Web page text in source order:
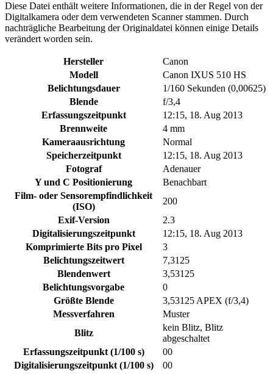
Diese Datei enthält weitere Informationen, die in der Regel von der
Digitalkamera oder dem verwendeten Scanner stammen. Durch
nachträgliche Bearbeitung der Originaldatei können einige Details
verändert worden sein.
Hersteller
Canon
Modell
Canon IXUS 510 HS
Belichtungsdauer
1/160 Sekunden (0,00625)
Blende
f/3,4
Erfassungszeitpunkt
12:15, 18. Aug 2013
Brennweite
4 mm
Kameraausrichtung
Normal
Speicherzeitpunkt
12:15, 18. Aug 2013
Fotograf
Adenauer
Y und C Positionierung
Benachbart
Film- oder Sensorempfindlichkeit
(ISO)
200
Exif-Version
2.3
Digitalisierungszeitpunkt
12:15, 18. Aug 2013
Komprimierte Bits pro Pixel
3
Belichtungszeitwert
7,3125
Blendenwert
3,53125
Belichtungsvorgabe
0
Größte Blende
3,53125 APEX (f/3,4)
Messverfahren
Muster
Blitz
kein Blitz, Blitz
abgeschaltet
Erfassungszeitpunkt (1/100 s)
00
Digitalisierungszeitpunkt (1/100 s)
00